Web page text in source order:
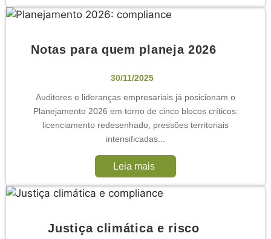
Notas para quem planeja 2026
30/11/2025
Auditores e lideranças empresariais já posicionam o
Planejamento 2026 em torno de cinco blocos críticos:
licenciamento redesenhado, pressões territoriais
intensificadas...
Leia mais
Justiça climática e risco